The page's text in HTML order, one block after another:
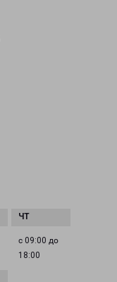
с 09:00 до
18:00